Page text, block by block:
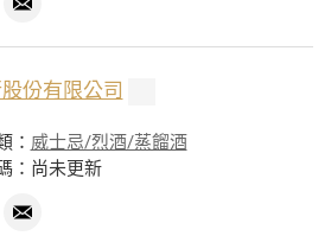
份有限公司
： 威士忌/烈酒/蒸餾酒
：尚未更新